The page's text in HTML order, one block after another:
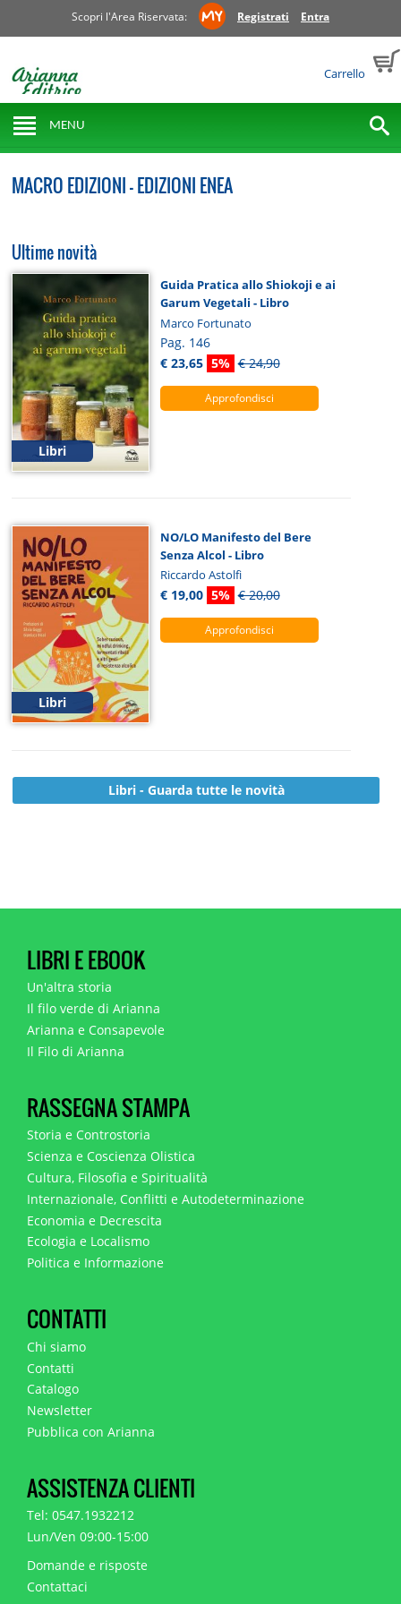
Scopri l'Area Riservata: Registrati Entra
Carrello
MENU
MACRO EDIZIONI - EDIZIONI ENEA
Ultime novità
Libri
Guida Pratica allo Shiokoji e ai
Garum Vegetali - Libro
Marco Fortunato
Pag. 146
€ 23,65 5% € 24,90
Approfondisci
Libri
NO/LO Manifesto del Bere
Senza Alcol - Libro
Riccardo Astolfi
€ 19,00 5% € 20,00
Approfondisci
Libri - Guarda tutte le novità
LIBRI E EBOOK
Un'altra storia
Il filo verde di Arianna
Arianna e Consapevole
Il Filo di Arianna
RASSEGNA STAMPA
Storia e Controstoria
Scienza e Coscienza Olistica
Cultura, Filosofia e Spiritualità
Internazionale, Conflitti e Autodeterminazione
Economia e Decrescita
Ecologia e Localismo
Politica e Informazione
CONTATTI
Chi siamo
Contatti
Catalogo
Newsletter
Pubblica con Arianna
ASSISTENZA CLIENTI
Tel: 0547.1932212
Lun/Ven 09:00-15:00
Domande e risposte
Contattaci